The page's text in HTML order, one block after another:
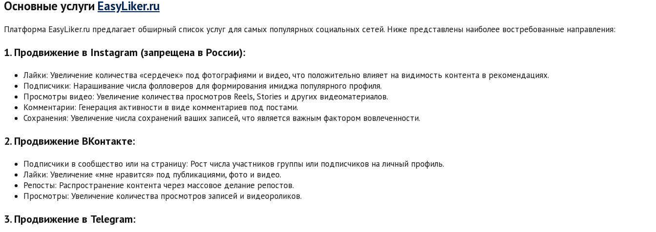
Основные услуги EasyLiker.ru
Платформа EasyLiker.ru предлагает обширный список услуг для самых популярных социальных сетей. Ниже представлены наиболее востребованные направления:
1. Продвижение в Instagram (запрещена в России):
Лайки: Увеличение количества «сердечек» под фотографиями и видео, что положительно влияет на видимость контента в рекомендациях.
Подписчики: Наращивание числа фолловеров для формирования имиджа популярного профиля.
Просмотры видео: Увеличение количества просмотров Reels, Stories и других видеоматериалов.
Комментарии: Генерация активности в виде комментариев под постами.
Сохранения: Увеличение числа сохранений ваших записей, что является важным фактором вовлеченности.
2. Продвижение ВКонтакте:
Подписчики в сообщество или на страницу: Рост числа участников группы или подписчиков на личный профиль.
Лайки: Увеличение «мне нравится» под публикациями, фото и видео.
Репосты: Распространение контента через массовое делание репостов.
Просмотры: Увеличение количества просмотров записей и видеороликов.
3. Продвижение в Telegram: